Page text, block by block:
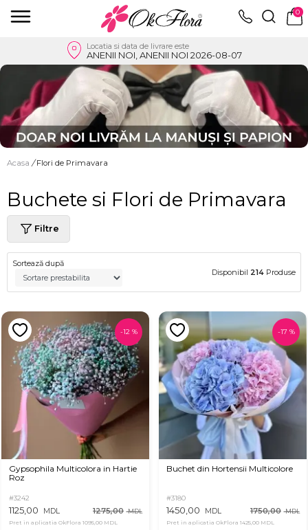
0
Locatia si data de livrare este
ANENII NOI, ANENII NOI 2026-08-07
Acasa / Flori de Primavara
Buchete si Flori de Primavara
Filtre
Sortează după
Disponibil 214 Produse
-12%
Gypsophila Multicolora in Hartie
Roz
#3242
1125,00 MDL 1275,00 MDL
Pret in aplicatia OkFlora 1095,00 MDL
-17 %
Buchet din Hortensii Multicolore
#3180
1450,00 MDL 1750,00 MDL
Pret in aplicatia OkFlora 1425,00 MDL